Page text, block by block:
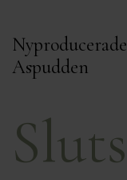
Aspudden